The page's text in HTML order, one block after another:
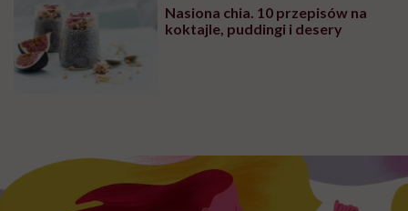
Nasiona chia. 10 przepisów na
koktajle, puddingi i desery